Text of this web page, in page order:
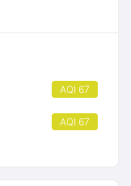
AQI 67
AQI 67